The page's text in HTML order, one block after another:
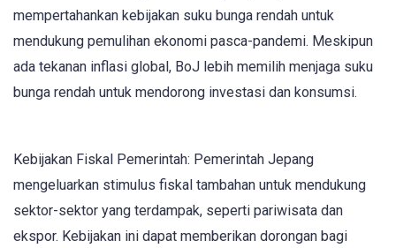
mempertahankan kebijakan suku bunga rendah untuk
mendukung pemulihan ekonomi pasca-pandemi. Meskipun
ada tekanan inflasi global, BoJ lebih memilih menjaga suku
bunga rendah untuk mendorong investasi dan konsumsi.
Kebijakan Fiskal Pemerintah: Pemerintah Jepang
mengeluarkan stimulus fiskal tambahan untuk mendukung
sektor-sektor yang terdampak, seperti pariwisata dan
ekspor. Kebijakan ini dapat memberikan dorongan bagi